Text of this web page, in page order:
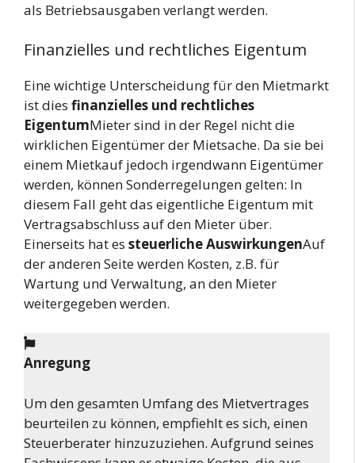
als Betriebsausgaben verlangt werden.
Finanzielles und rechtliches Eigentum
Eine wichtige Unterscheidung für den Mietmarkt
ist dies finanzielles und rechtliches
EigentumMieter sind in der Regel nicht die
wirklichen Eigentümer der Mietsache. Da sie bei
einem Mietkauf jedoch irgendwann Eigentümer
werden, können Sonderregelungen gelten: In
diesem Fall geht das eigentliche Eigentum mit
Vertragsabschluss auf den Mieter über.
Einerseits hat es steuerliche AuswirkungenAuf
der anderen Seite werden Kosten, z.B. für
Wartung und Verwaltung, an den Mieter
weitergegeben werden.
Anregung
Um den gesamten Umfang des Mietvertrages
beurteilen zu können, empfiehlt es sich, einen
Steuerberater hinzuzuziehen. Aufgrund seines